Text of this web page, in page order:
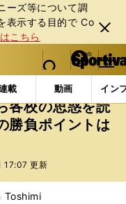
ーズ等について調
表⽰する⽬的で Co
こちら
閉じ
る
web Sportiva (webスポルティーバ)
検索
マイペ
ー
ジ
メニュ
載 動画 イン
箱根駅伝区間エントリ
各校の思惑を読
勝負ポイントは
17:07 更新